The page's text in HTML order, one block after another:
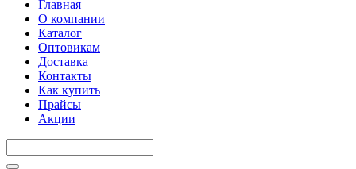
Главная
О компании
Каталог
Оптовикам
Доставка
Контакты
Как купить
Прайсы
Акции